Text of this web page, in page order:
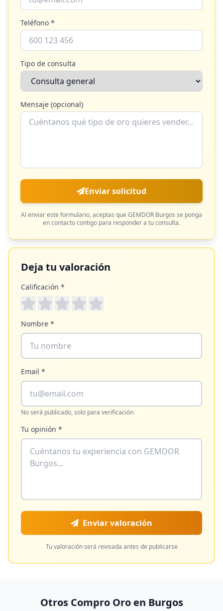
Teléfono *
Tipo de consulta
Mensaje (opcional)
Enviar solicitud
Al enviar este formulario, aceptas que GEMDOR Burgos se ponga
en contacto contigo para responder a tu consulta.
Deja tu valoración
Calificación *
Nombre *
Email *
No será publicado, solo para verificación
Tu opinión *
Enviar valoración
Tu valoración será revisada antes de publicarse
Otros Compro Oro en Burgos